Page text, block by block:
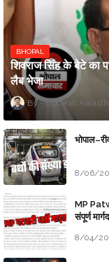
BHOPAL
शिवराज सिंह के बेटे का
लैब भेजा
Updesh
8/06/
MP
संपूर्ण
8/04/